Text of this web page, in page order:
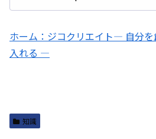
ホーム：ジコクリエイト― 自分
入れる ―
知識